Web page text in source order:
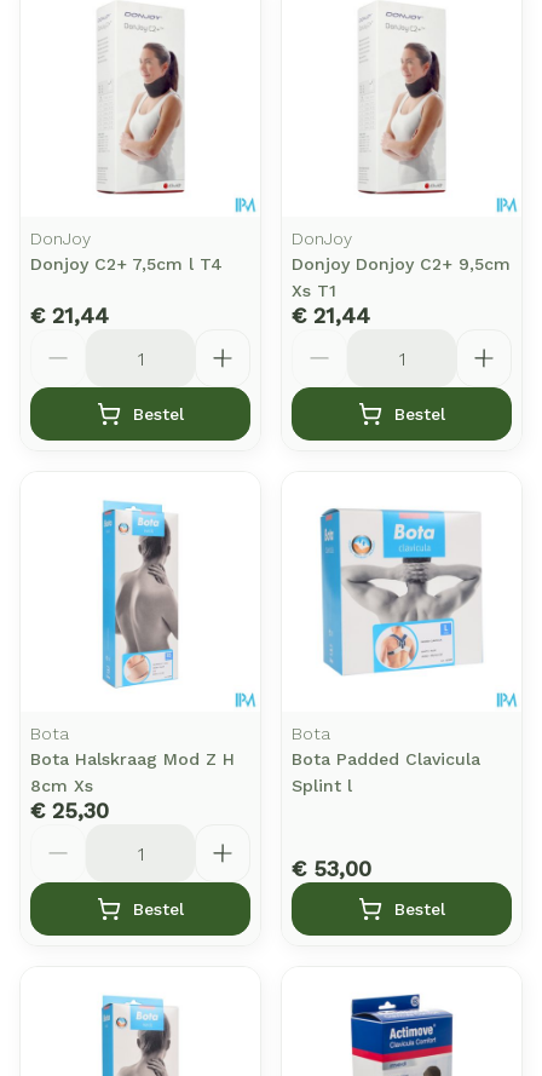
DonJoy
Donjoy C2+ 7,5cm l T4
€ 21,44
Bestel
DonJoy
Donjoy Donjoy C2+ 9,5cm
Xs T1
€ 21,44
Bestel
Bota
Bota Halskraag Mod Z H
8cm Xs
€ 25,30
Bestel
Bota
Bota Padded Clavicula
Splint l
€ 53,00
Bestel